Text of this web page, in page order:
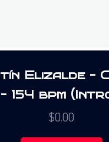
Elizalde –
154 bpm
$0.00